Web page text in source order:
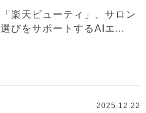
「楽天ビューティ」、サロン
選びをサポートするAIエ...
2025.12.22